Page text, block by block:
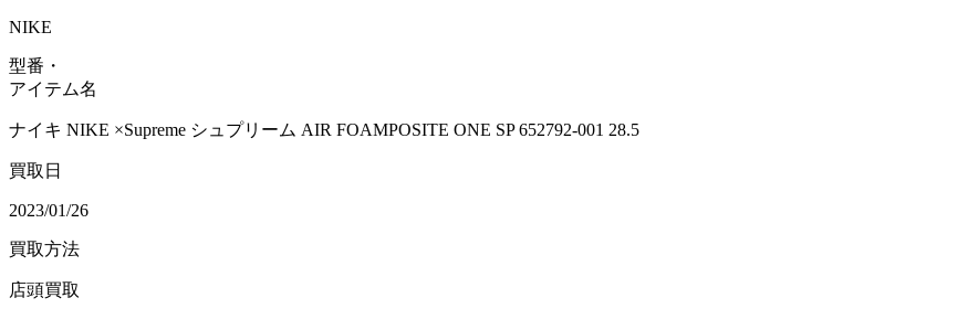
NIKE
型番・
アイテム名
ナイキ NIKE ×Supreme シュプリーム AIR FOAMPOSITE ONE SP 652792-001 28.5
買取日
2023/01/26
買取方法
店頭買取